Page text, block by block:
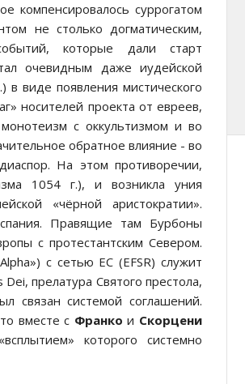
компенсировалось суррогатом
не столько догматическим,
которые дали старт
очевидным даже иудейской
виде появления мистического
носителей проекта от евреев,
с оккультизмом и во
обратное влияние - во
На этом противоречии,
1054 г.), и возникла уния
«чёрной аристократии».
Правящие там Бурбоны
с протестантским Севером.
с сетью ЕС (EFSR) служит
прелатура Святого престола,
связан системой соглашений.
вместе с Франко и Скорцени
которого системно